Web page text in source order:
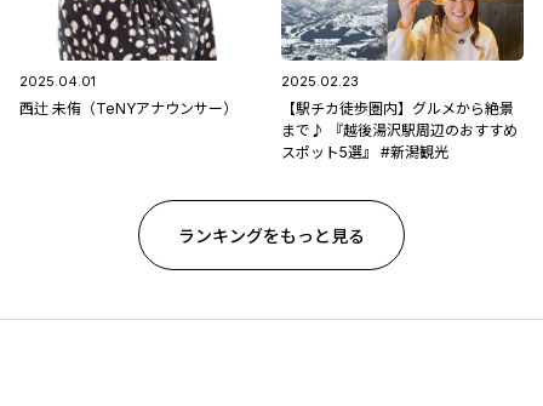
2025.04.01
西辻 未侑（TeNYアナウンサー）
2025.02.23
【駅チカ徒歩圏内】グルメから絶景
まで♪ 『越後湯沢駅周辺のおすすめ
スポット5選』 #新潟観光
ランキングをもっと見る